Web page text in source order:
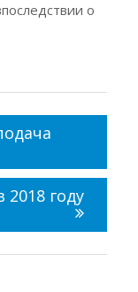
о
2018 году